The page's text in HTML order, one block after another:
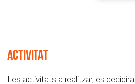
ACTIVITAT
Les activitats a realitzar, es